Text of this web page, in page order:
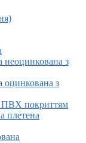
неоцинкована з
оцинкована з
ПВХ покриттям
плетена